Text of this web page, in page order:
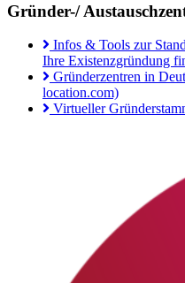
Gründer-/
Infos & Tools zur
Ihre Existenzgründung
Gründerzentren in
location.com)
Virtueller